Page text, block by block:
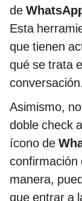
de
Esta
que tienen
qué se trata
conversación.
Asimismo,
doble check
ícono de
confirmación
manera,
que entrar a